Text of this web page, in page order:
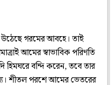
গরমের আবহে। তাই
আমের স্বাভাবিক পরিণতি
হিমঘরে বন্দি করেন, তবে তার
শীতল পরশে আমের ভেতরের